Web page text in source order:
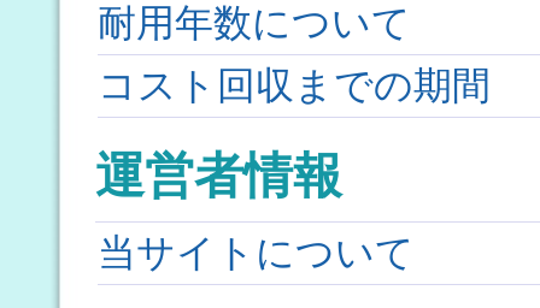
耐用年数について
コスト回収までの期間
運営者情報
当サイトについて